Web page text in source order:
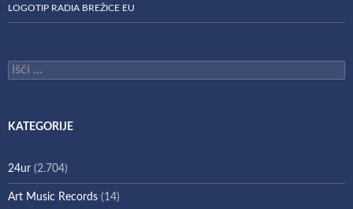
LOGOTIP RADIA BREŽICE EU
Išči:
KATEGORIJE
24ur (2.704)
Art Music Records (14)